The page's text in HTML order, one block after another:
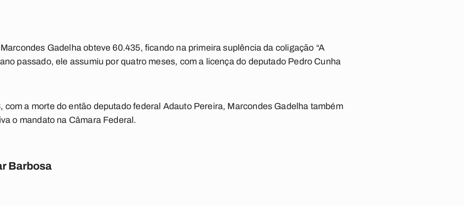
Gadelha obteve 60.435, ficando na primeira suplência da coligação “A
passado, ele assumiu por quatro meses, com a licença do deputado Pedro Cunha
com a morte do então deputado federal Adauto Pereira, Marcondes Gadelha também
o mandato na Câmara Federal.
Barbosa